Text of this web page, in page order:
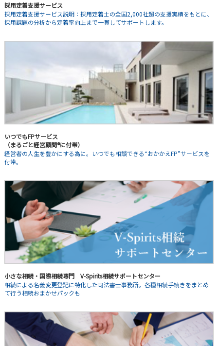
採用定着支援サービス
採用定着支援サービス説明：採用定着士の全国2,000社超の支援実績をもとに、
採用課題の分析から定着率向上まで一貫してサポートします。
いつでもFPサービス
（まるごと経営顧問®に付帯）
経営者の人生を豊かにする為に。いつでも相談できる“おかかえFP”サービスを
付帯。
小さな相続・国際相続専門 V-Spirits相続サポートセンター
相続による名義変更登記に特化した司法書士事務所。各種相続手続きをまとめ
て行う相続おまかせパックも